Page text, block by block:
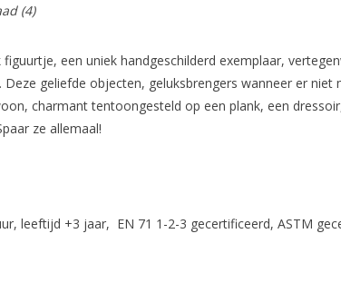
(4)
een uniek handgeschilderd exemplaar,
geliefde objecten, geluksbrengers wanneer er niet
charmant tentoongesteld op een plank, een
ze allemaal!
leeftijd +3 jaar, EN 71 1-2-3 gecertificeerd, ASTM